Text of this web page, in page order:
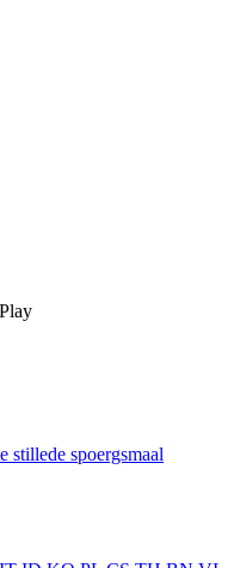
stillede spoergsmaal